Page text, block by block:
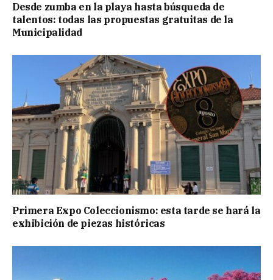
Desde zumba en la playa hasta búsqueda de
talentos: todas las propuestas gratuitas de la
Municipalidad
Primera Expo Coleccionismo: esta tarde se hará la
exhibición de piezas históricas